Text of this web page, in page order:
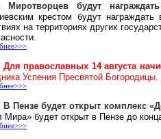
Миротворцев будут
крестом будут
на территориях других госуда
Для православных 14 августа
Успения Пресвятой Богородицы.
В Пензе будет открыт комплекс
Мира» будет открыт в Пензе до